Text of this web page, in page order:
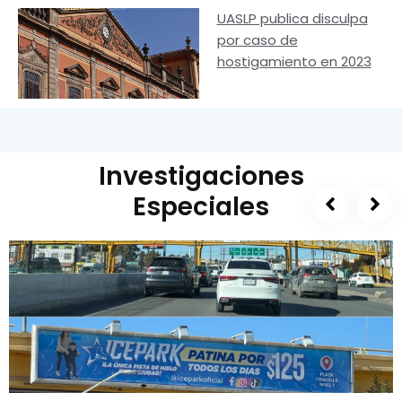
UASLP publica disculpa
por caso de
hostigamiento en 2023
Investigaciones
Especiales